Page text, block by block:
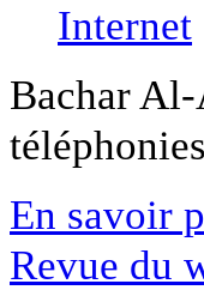
Bachar Al-
En savoir
Revue du